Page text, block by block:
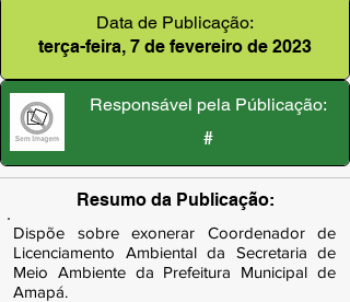
Data de Publicação:
terça-feira, 7 de fevereiro de 2023
Responsável pela Públicação:
#
Resumo da Publicação:
Dispõe sobre exonerar Coordenador de
Licenciamento Ambiental da Secretaria de
Meio Ambiente da Prefeitura Municipal de
Amapá.